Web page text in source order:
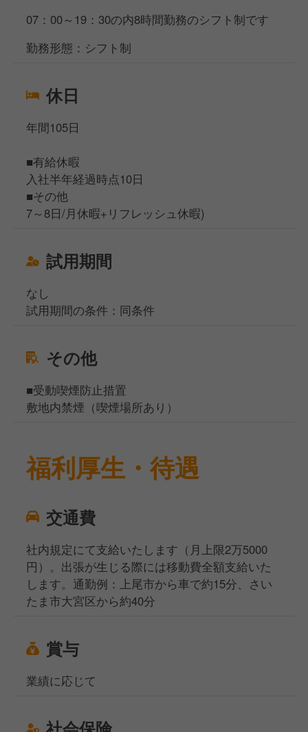
07：00～19：30の内8時間勤務のシフト制です
勤務形態：シフト制
休日
年間105日
■有給休暇
入社半年経過時点10日
■その他
7～8日/月休暇+リフレッシュ休暇)
試用期間
なし
試用期間の条件：同条件
その他
■受動喫煙防止措置
敷地内禁煙（喫煙場所あり）
福利厚生・待遇
交通費
社内規定にて支給いたします（月上限2万5000
円）。出張が生じる際には移動費全額支給いた
します。通勤例：上尾市から車で約15分、さい
たま市大宮区から約40分
賞与
業績に応じて